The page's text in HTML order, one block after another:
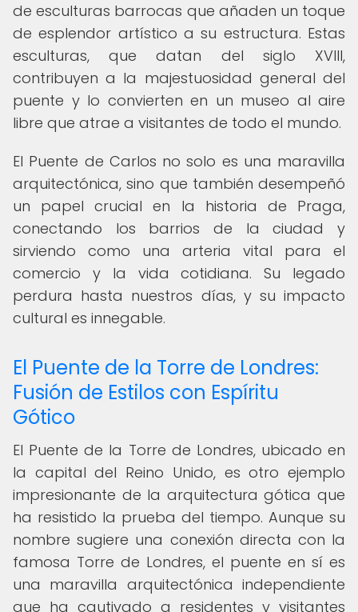
de esculturas barrocas que añaden un toque
de esplendor artístico a su estructura. Estas
esculturas, que datan del siglo XVIII,
contribuyen a la majestuosidad general del
puente y lo convierten en un museo al aire
libre que atrae a visitantes de todo el mundo.
El Puente de Carlos no solo es una maravilla
arquitectónica, sino que también desempeñó
un papel crucial en la historia de Praga,
conectando los barrios de la ciudad y
sirviendo como una arteria vital para el
comercio y la vida cotidiana. Su legado
perdura hasta nuestros días, y su impacto
cultural es innegable.
El Puente de la Torre de Londres:
Fusión de Estilos con Espíritu
Gótico
El Puente de la Torre de Londres, ubicado en
la capital del Reino Unido, es otro ejemplo
impresionante de la arquitectura gótica que
ha resistido la prueba del tiempo. Aunque su
nombre sugiere una conexión directa con la
famosa Torre de Londres, el puente en sí es
una maravilla arquitectónica independiente
que ha cautivado a residentes y visitantes